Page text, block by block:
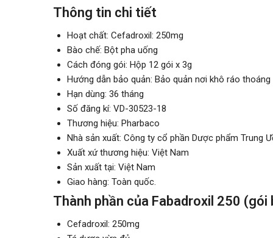
Thông tin chi tiết
Hoạt chất: Cefadroxil: 250mg
Bào chế: Bột pha uống
Cách đóng gói: Hộp 12 gói x 3g
Hướng dẫn bảo quản: Bảo quản nơi khô ráo
Hạn dùng: 36 tháng
Số đăng kí: VD-30523-18
Thương hiệu: Pharbaco
Nhà sản xuất: Công ty cổ phần Dược phẩm Trung
Xuất xứ thương hiệu: Việt Nam
Sản xuất tại: Việt Nam
Giao hàng: Toàn quốc.
Thành phần của Fabadroxil 250 (gói
Cefadroxil: 250mg